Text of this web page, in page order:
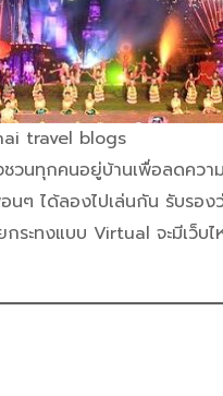
travel blogs
นทุกคนอยู่บ้านเพื่อลดความ
อนๆ ได้ลองไปเล่นกัน รับรอ
ะทงแบบ Virtual จะมีเว็บ